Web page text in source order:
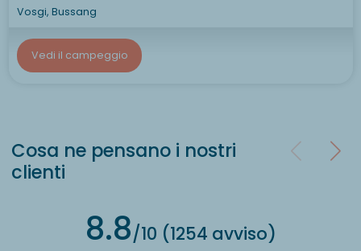
Vosgi, Bussang
Vedi il campeggio
Cosa ne pensano i nostri
clienti
8.8/10 (1254 avviso)